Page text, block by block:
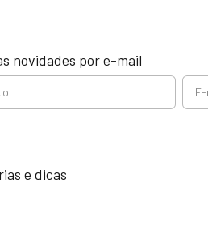
novidades por e-mail
e dicas